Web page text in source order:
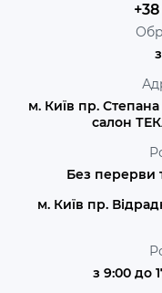
м. Київ пр.
салон
Без перерви
м. Київ пр. Відрадний 95К Точка видачі інтернет
з 9:00 до